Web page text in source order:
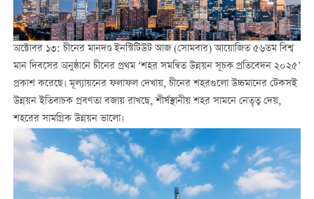
অক্টোবর ১৩: চীনের মানদণ্ড ইনস্টিটিউট আজ (সোমবার) আয়োজিত ৫৬তম বিশ্ব
মান দিবসের অনুষ্ঠানে চীনের প্রথম ‘শহর সমন্বিত উন্নয়ন সূচক প্রতিবেদন ২০২৫’
প্রকাশ করেছে। মূল্যায়নের ফলাফল দেখায়, চীনের শহরগুলো উচ্চমানের টেকসই
উন্নয়ন ইতিবাচক প্রবণতা বজায় রাখছে, শীর্ষস্থানীয় শহর সামনে নেতৃত্ব দেয়,
শহরের সামগ্রিক উন্নয়ন ভালো।